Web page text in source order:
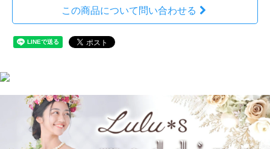
この商品について問い合わせる